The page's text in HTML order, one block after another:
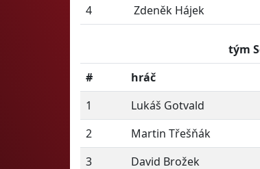
4
Zdeněk Hájek
tým
#
hráč
1
Lukáš Gotvald
2
Martin Třešňák
3
David Brožek